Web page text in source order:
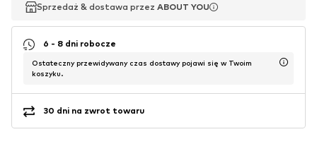
Sprzedaż & dostawa przez ABOUT YOU
Sprzedaż & dostawa przez ABOUT YOU
6 - 8 dni robocze
Ostateczny przewidywany czas dostawy pojawi się w Twoim
koszyku.
30 dni na zwrot towaru